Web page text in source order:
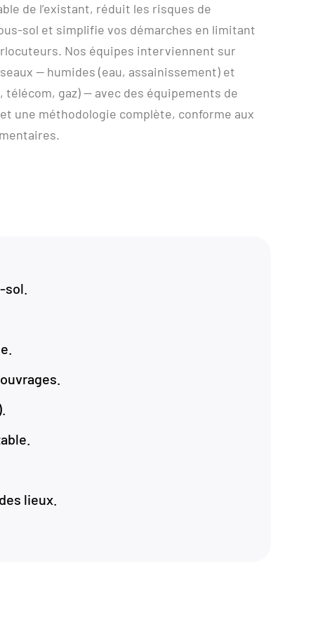
de l’existant, réduit les risques de
sol et simplifie vos démarches en limitant
Nos équipes interviennent sur
— humides (eau, assainissement) et
gaz) — avec des équipements de
une méthodologie complète, conforme aux
sol.
lieux.